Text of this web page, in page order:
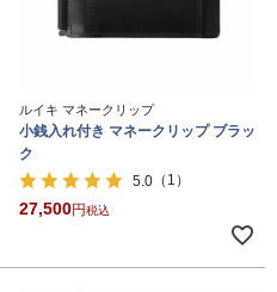
ルイキ マネークリップ
小銭入れ付き マネークリップ ブラッ
ク
5.0 （1）
27,500 税込